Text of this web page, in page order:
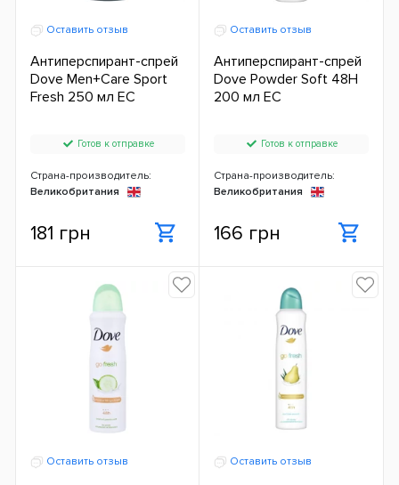
Оставить отзыв
Антиперспирант-спрей
Dove Men+Care Sport
Fresh 250 мл ЕС
Готов к отправке
Страна-производитель:
Великобритания
181 грн
Оставить отзыв
Антиперспирант-спрей
Dove Powder Soft 48H
200 мл ЕС
Готов к отправке
Страна-производитель:
Великобритания
166 грн
Оставить отзыв Оставить отзыв